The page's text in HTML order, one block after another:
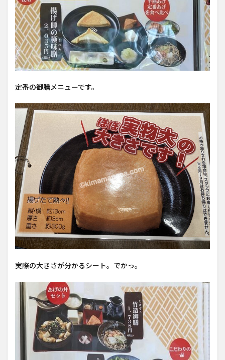
定番の御膳メニューです。
実際の大きさが分かるシート。でかっ。